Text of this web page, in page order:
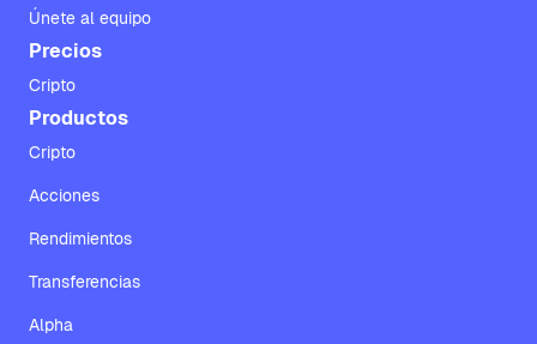
Únete al equipo
Precios
Cripto
Productos
Cripto
Acciones
Rendimientos
Transferencias
Alpha